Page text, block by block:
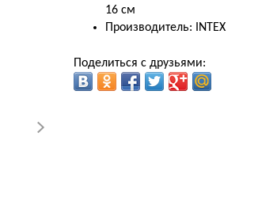
16 см
Производитель: INTEX
Поделиться с друзьями: